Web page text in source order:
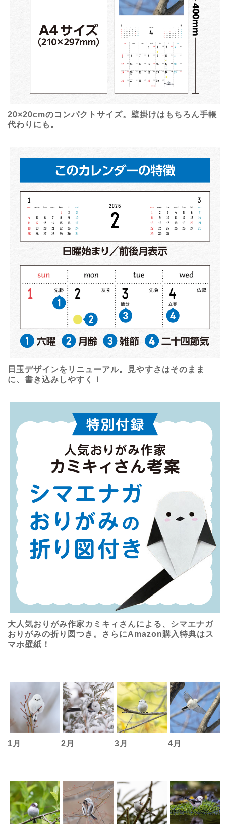
20×20cmのコンパクトサイズ。壁掛けはもちろん手帳
代わりにも。
日玉デザインをリニューアル。見やすさはそのまま
に、書き込みしやすく！
大人気おりがみ作家カミキィさんによる、シマエナガ
おりがみの折り図つき。さらにAmazon購入特典はス
マホ壁紙！
1月 2月 3月 4月